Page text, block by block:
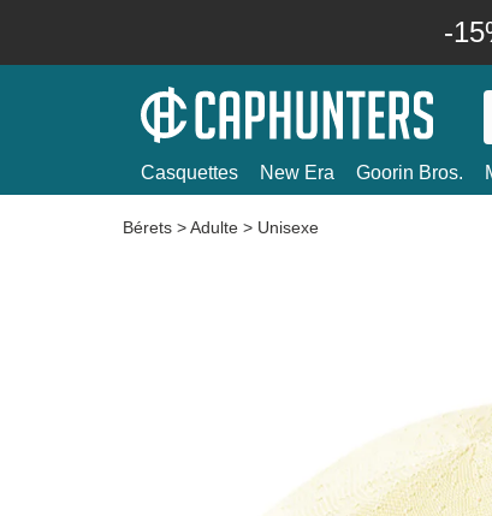
-
Casquettes New Era Goorin Bros.
Bérets >Adulte > Unisexe